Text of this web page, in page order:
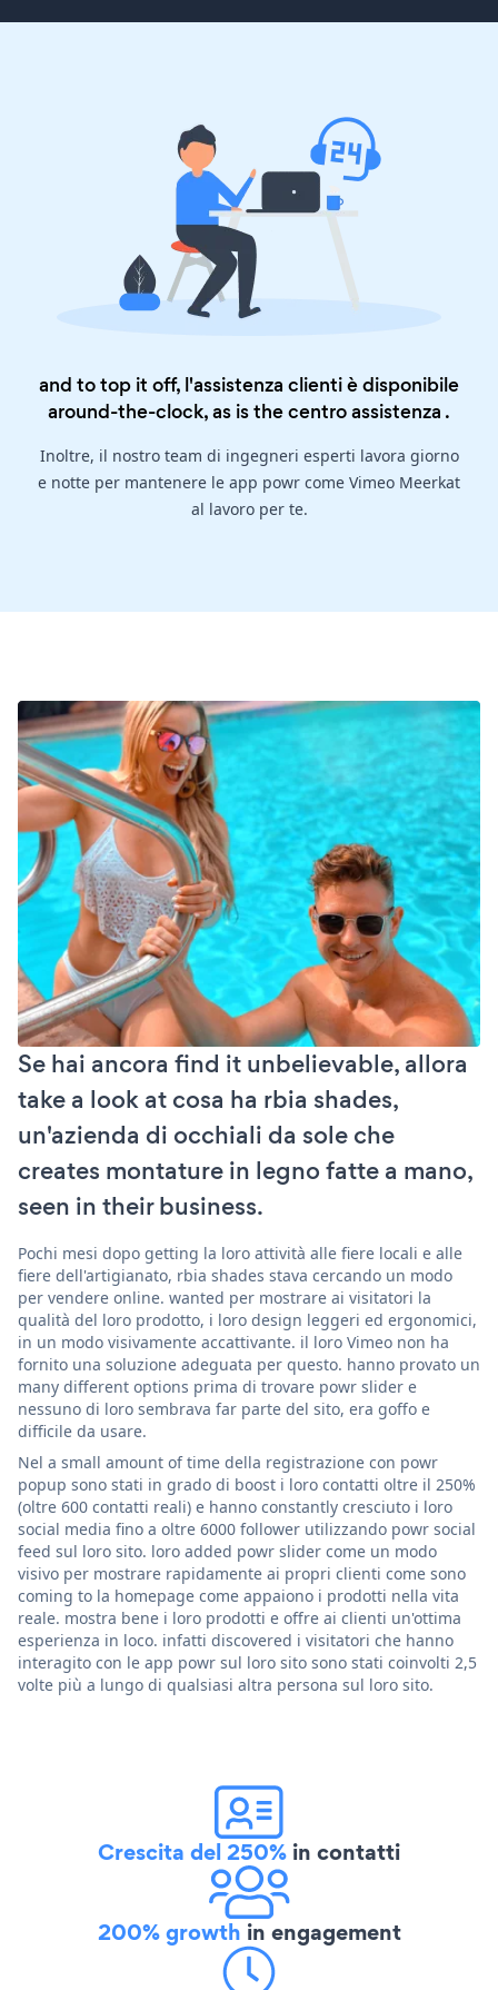
and to top it off, l'assistenza clienti è disponibile
around-the-clock, as is thecentro assistenza .
Inoltre, il nostro team di ingegneri esperti lavora giorno
e notte per mantenere le app powr come Vimeo Meerkat
al lavoro per te.
Se hai ancora find it unbelievable, allora
take a look at cosa ha rbia shades,
un'azienda di occhiali da sole che
creates montature in legno fatte a mano,
seen in their business.
Pochi mesi dopo getting la loro attività alle fiere locali e alle
fiere dell'artigianato, rbia shades stava cercando un modo
per vendere online. wanted per mostrare ai visitatori la
qualità del loro prodotto, i loro design leggeri ed ergonomici,
in un modo visivamente accattivante. il loro Vimeo non ha
fornito una soluzione adeguata per questo. hanno provato un
many different options prima di trovare powr slider e
nessuno di loro sembrava far parte del sito, era goffo e
difficile da usare.
Nel a small amount of time della registrazione con powr
popup sono stati in grado di boost i loro contatti oltre il 250%
(oltre 600 contatti reali) e hanno constantly cresciuto i loro
social media fino a oltre 6000 follower utilizzando powr social
feed sul loro sito. loro added powr slider come un modo
visivo per mostrare rapidamente ai propri clienti come sono
coming to la homepage come appaiono i prodotti nella vita
reale. mostra bene i loro prodotti e offre ai clienti un'ottima
esperienza in loco. infatti discovered i visitatori che hanno
interagito con le app powr sul loro sito sono stati coinvolti 2,5
volte più a lungo di qualsiasi altra persona sul loro sito.
Crescita del 250% in contatti
200% growth in engagement